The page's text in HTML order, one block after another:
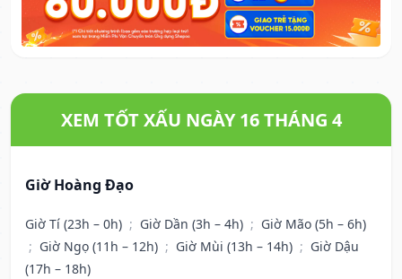
XEM TỐT XẤU NGÀY 16 THÁNG 4
Giờ Hoàng Đạo
Giờ Tí (23h – 0h) ; Giờ Dần (3h – 4h) ; Giờ Mão (5h – 6h)
; Giờ Ngọ (11h – 12h) ; Giờ Mùi (13h – 14h) ; Giờ Dậu
(17h – 18h)